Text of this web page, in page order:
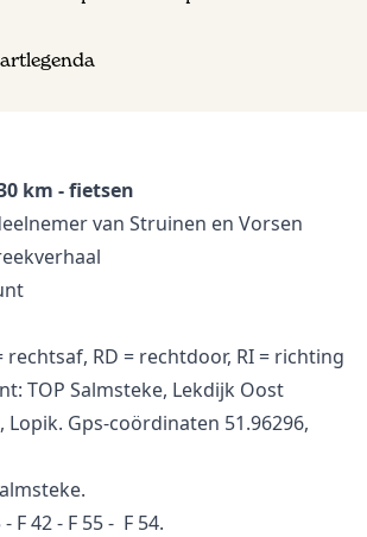
km - fietsen
van Struinen en Vorsen
rechtsaf, RD = rechtdoor, RI = richting
TOP Salmsteke, Lekdijk Oost
Lopik. Gps-coördinaten 51.96296,
F 42 - F 55 - F 54.